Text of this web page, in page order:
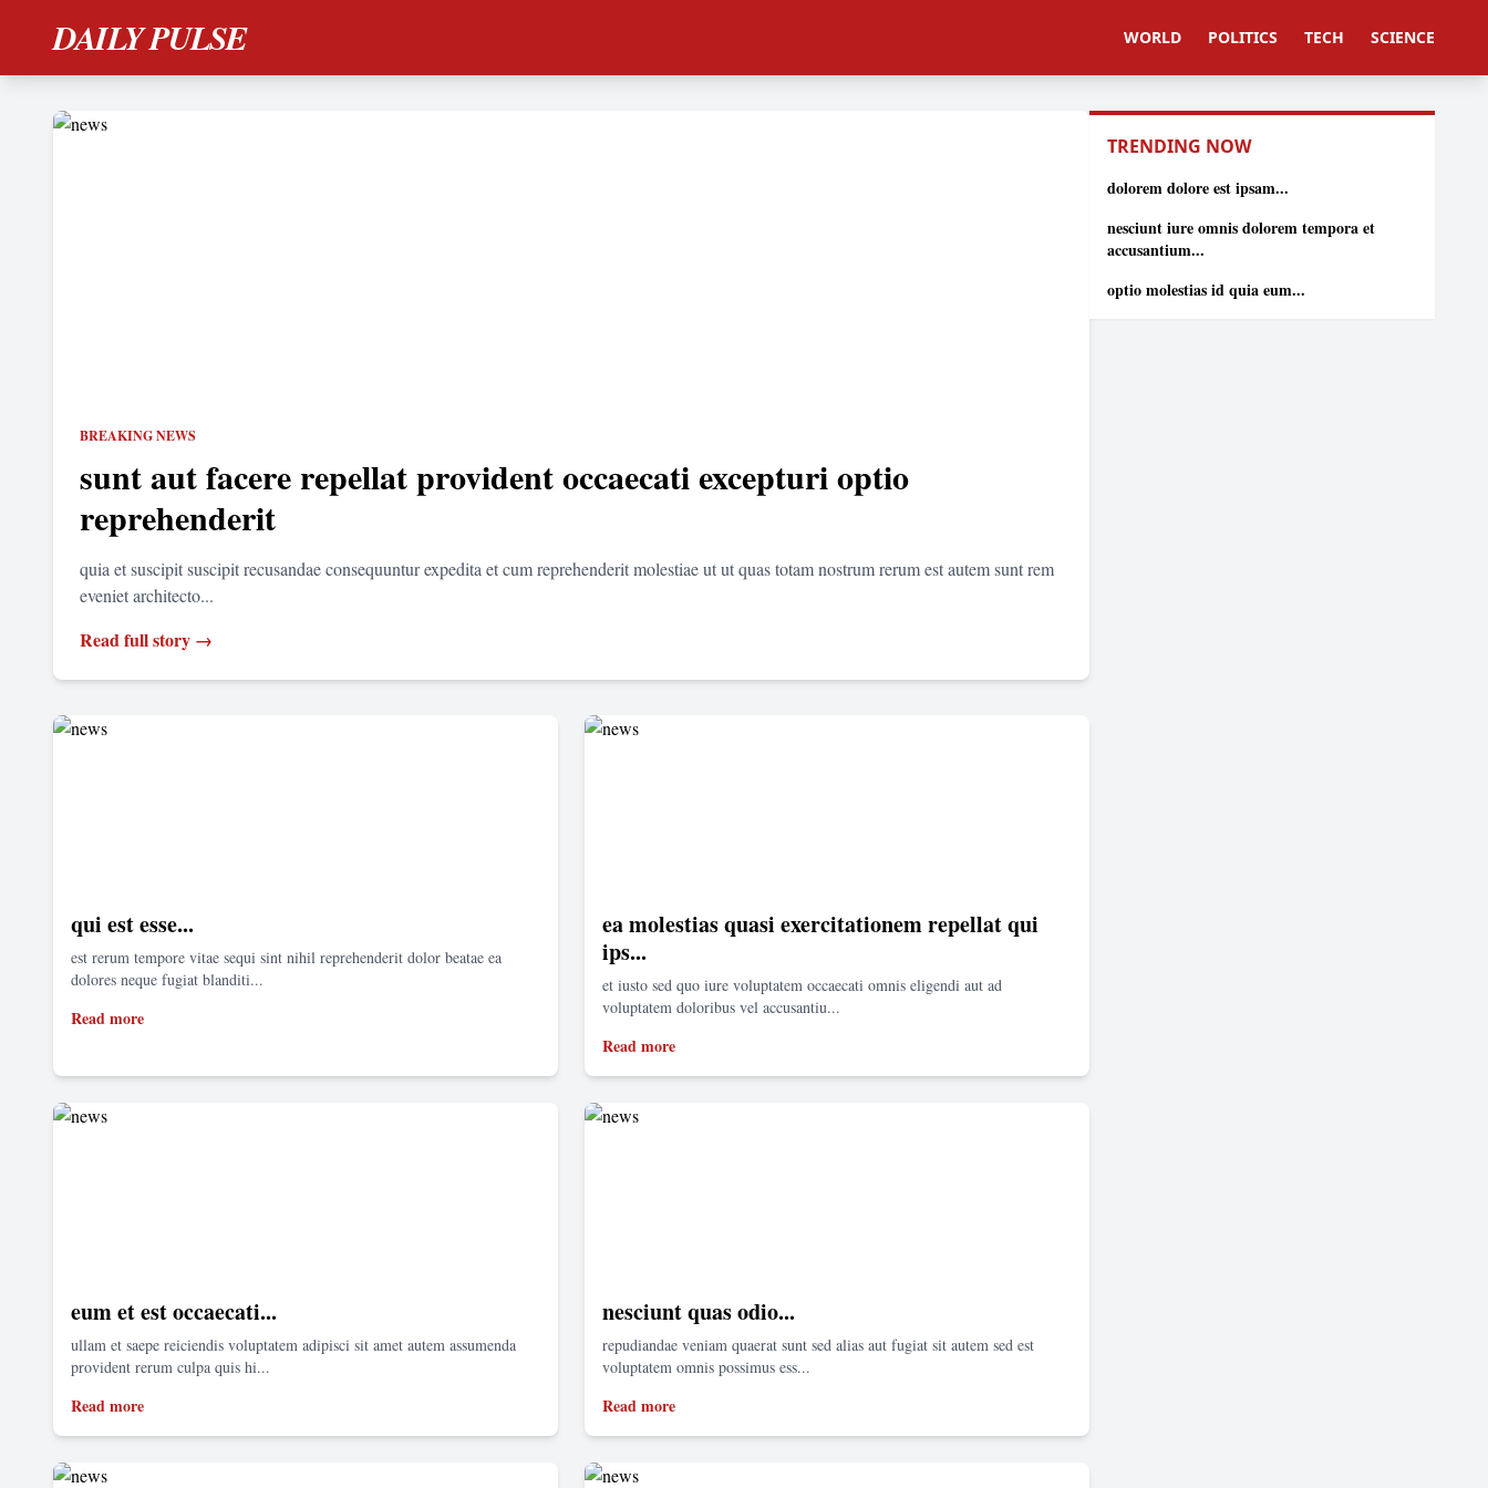
DAILY PULSE WORLD POLITICS TECH SCIENCE
BREAKING NEWS
sunt aut facere repellat provident occaecati excepturi optio
reprehenderit
quia et suscipit suscipit recusandae consequuntur expedita et cum reprehenderit molestiae ut ut quas totam nostrum rerum est autem sunt rem
eveniet architecto...
Read full story →
qui est esse...
est rerum tempore vitae sequi sint nihil reprehenderit dolor beatae ea
dolores neque fugiat blanditi...
Read more
ea molestias quasi exercitationem repellat qui
ips...
et iusto sed quo iure voluptatem occaecati omnis eligendi aut ad
voluptatem doloribus vel accusantiu...
Read more
eum et est occaecati...
ullam et saepe reiciendis voluptatem adipisci sit amet autem assumenda
provident rerum culpa quis hi...
Read more
nesciunt quas odio...
repudiandae veniam quaerat sunt sed alias aut fugiat sit autem sed est
voluptatem omnis possimus ess...
Read more
TRENDING NOW
dolorem dolore est ipsam...
nesciunt iure omnis dolorem tempora et
accusantium...
optio molestias id quia eum...